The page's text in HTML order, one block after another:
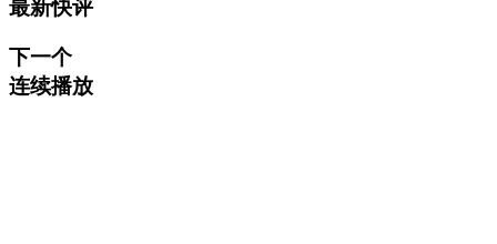
最新快评
下一个
连续播放